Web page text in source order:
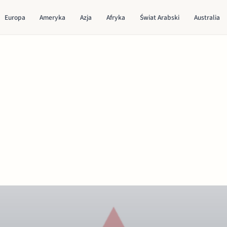
Europa Ameryka Azja Afryka Świat Arabski Australia